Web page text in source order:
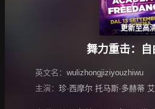
更新至高
舞力重击：自
英文名： wulizhongjiziyouzhiwu
主演： 珍·西摩尔 托马斯·多赫蒂